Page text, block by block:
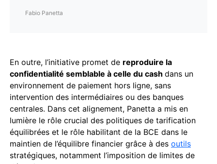
Fabio Panetta
En outre, l’initiative promet de reproduire la
confidentialité semblable à celle du cash dans un
environnement de paiement hors ligne, sans
intervention des intermédiaires ou des banques
centrales. Dans cet alignement, Panetta a mis en
lumière le rôle crucial des politiques de tarification
équilibrées et le rôle habilitant de la BCE dans le
maintien de l’équilibre financier grâce à des outils
stratégiques, notamment l’imposition de limites de